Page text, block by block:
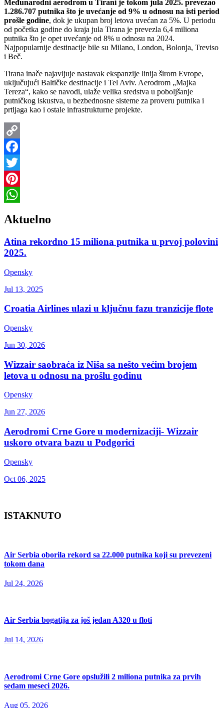
Međunarodni aerodrom u Tirani je tokom jula 2025. prevezao
1.286.707 putnika što je uvećanje od 9% u odnosu na isti period
prošle godine, dok je ukupan broj letova uvećan za 5%. U periodu
od početka godine do kraja jula Tirana je prevezla 6,4 miliona
putnika što je opet uvećanje od 8% u odnosu na 2024.
Najpopularnije destinacije bile su Milano, London, Bolonja, Treviso
i Beč.
Tirana inače najavljuje nastavak ekspanzije linija širom Evrope,
uključujući Baltičke destinacije i Tel Aviv. Aerodrom „Majka
Tereza“, kako se navodi, ulaže velika sredstva u poboljšanje
putničkog iskustva, u bezbednosne sisteme za proveru putnika i
prtljaga kao i ostale infrastrukturne projekte.
Copy
Link
Facebook
Twitter
Pinterest
Aktuelno
Atina rekordno 15 miliona putnika u prvoj polovini
2025.
Opensky
Jul 13, 2025
Croatia Airlines ulazi u ključnu fazu tranzicije flote
Opensky
Jun 30, 2026
Wizzair saobraća iz Niša sa nešto većim brojem
letova u odnosu na prošlu godinu
Opensky
Jun 27, 2026
Aerodromi Crne Gore u modernizaciji- Wizzair
uskoro otvara bazu u Podgorici
Opensky
Oct 06, 2025
ISTAKNUTO
Air Serbia oborila rekord sa 22.000 putnika koji su prevezeni
tokom dana
Jul 24, 2026
Air Serbia bogatija za još jedan A320 u floti
Jul 14, 2026
Aerodromi Crne Gore opslužili 2 miliona putnika za prvih
sedam meseci 2026.
Aug 05, 2026